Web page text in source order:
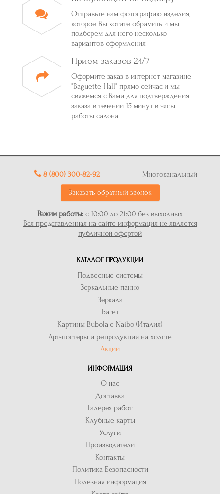
Отправьте нам фотографию изделия,
которое Вы хотите обрамить и мы
подберем для него несколько
вариантов оформления
Прием заказов 24/7
Оформите заказ в интернет-магазине
"Baguette Hall" прямо сейчас и мы
свяжемся с Вами для подтверждения
заказа в течении 15 минут в часы
работы салона
8 (800) 300-82-92 Многоканальный
Заказать обратный звонок
Режим работы: с 10:00 до 21:00 без выходных
Вся представленная на сайте информация не является
публичной офертой
КАТАЛОГ ПРОДУКЦИИ
Подвесные системы
Зеркальные панно
Зеркала
Багет
Картины Bubola e Naibo (Италия)
Арт-постеры и репродукции на холсте
Акции
ИНФОРМАЦИЯ
О нас
Доставка
Галерея работ
Клубные карты
Услуги
Производители
Контакты
Политика Безопасности
Полезная информация